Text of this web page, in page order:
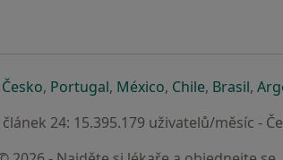
záložce
otevře v nové záložce
Českose otevře v nové záložce
, Portugalse otevře v nové záložce
, Méxicose otevře v nové
, Chilese otevře v
, Brasilse
,
článek 24: 15.395.179 uživatelů/měsíc -